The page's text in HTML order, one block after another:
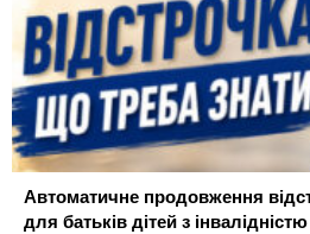
Автоматичне продовження
для батьків дітей з інвалідністю